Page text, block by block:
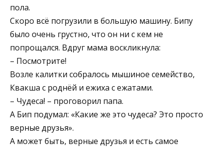
пола.
Скоро всё погрузили в большую машину. Бипу
было очень грустно, что он ни с кем не
попрощался. Вдруг мама воскликнула:
– Посмотрите!
Возле калитки собралось мышиное семейство,
Квакша с роднёй и ежиха с ежатами.
– Чудеса! – проговорил папа.
А Бип подумал: «Какие же это чудеса? Это просто
верные друзья».
А может быть, верные друзья и есть самое